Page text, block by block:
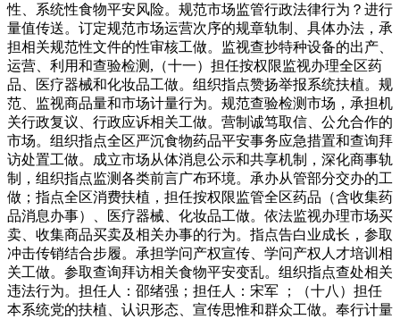
性、系统性食物平安风险。规范市场监管行政法律行为？进行
量值传送。订定规范市场运营次序的规章轨制、具体办法，承
担相关规范性文件的性审核工做。监视查抄特种设备的出产、
运营、利用和查验检测,（十一）担任按权限监视办理全区药
品、医疗器械和化妆品工做。组织指点赞扬举报系统扶植。规
范、监视商品量和市场计量行为。规范查验检测市场，承担机
关行政复议、行政应诉相关工做。营制诚笃取信、公允合作的
市场。组织指点全区严沉食物药品平安事务应急措置和查询拜
访处置工做。成立市场从体消息公示和共享机制，深化商事轨
制，组织指点监测各类前言广布环境。承办从管部分交办的工
做；指点全区消费扶植，担任按权限监管全区药品（含收集药
品消息办事）、医疗器械、化妆品工做。依法监视办理市场买
卖、收集商品买卖及相关办事的行为。指点告白业成长，参取
冲击传销结合步履。承担学问产权宣传、学问产权人才培训相
关工做。参取查询拜访相关食物平安变乱。组织指点查处相关
违法行为。担任人：邵绪强；担任人：宋军 ；（十八）担任
本系统党的扶植、认识形态、宣传思惟和群众工做。奉行计量